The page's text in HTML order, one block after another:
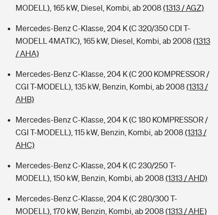
MODELL), 165 kW, Diesel, Kombi, ab 2008 (1313 / AGZ)
Mercedes-Benz C-Klasse, 204 K (C 320/350 CDI T-
MODELL 4MATIC), 165 kW, Diesel, Kombi, ab 2008 (1313
/ AHA)
Mercedes-Benz C-Klasse, 204 K (C 200 KOMPRESSOR /
CGI T-MODELL), 135 kW, Benzin, Kombi, ab 2008 (1313 /
AHB)
Mercedes-Benz C-Klasse, 204 K (C 180 KOMPRESSOR /
CGI T-MODELL), 115 kW, Benzin, Kombi, ab 2008 (1313 /
AHC)
Mercedes-Benz C-Klasse, 204 K (C 230/250 T-
MODELL), 150 kW, Benzin, Kombi, ab 2008 (1313 / AHD)
Mercedes-Benz C-Klasse, 204 K (C 280/300 T-
MODELL), 170 kW, Benzin, Kombi, ab 2008 (1313 / AHE)